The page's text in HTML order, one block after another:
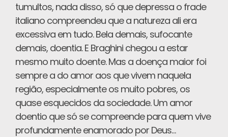
tumultos, nada disso, só que depressa o frade
italiano compreendeu que a natureza ali era
excessiva em tudo. Bela demais, sufocante
demais, doentia. E Braghini chegou a estar
mesmo muito doente. Mas a doença maior foi
sempre a do amor aos que vivem naquela
região, especialmente os muito pobres, os
quase esquecidos da sociedade. Um amor
doentio que só se compreende para quem vive
profundamente enamorado por Deus…